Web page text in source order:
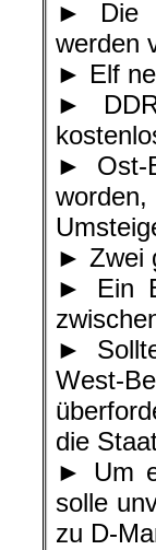
► Die
werden
► Elf
►
► Ost-
► Zwei
► Ein
►
West-
die
► Um
solle
zu D-